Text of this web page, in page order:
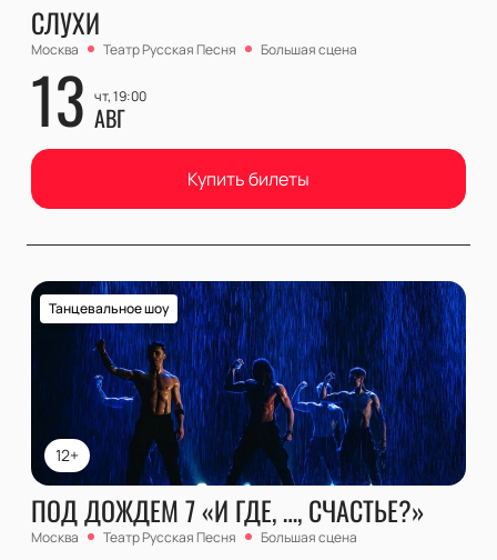
СЛУХИ
Москва Театр Русская Песня Большая сцена
13 чт, 19:00
АВГ
Купить билеты
12+
Танцевальное шоу
ПОД ДОЖДЕМ 7 «И ГДЕ, …, СЧАСТЬЕ?»
Москва Театр Русская Песня Большая сцена